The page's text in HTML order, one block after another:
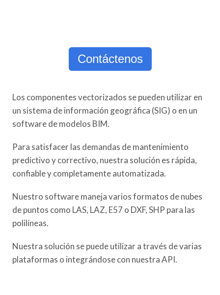
Contáctenos
Los componentes vectorizados se pueden utilizar en
un sistema de información geográfica (SIG) o en un
software de modelos BIM.
Para satisfacer las demandas de mantenimiento
predictivo y correctivo, nuestra solución es rápida,
confiable y completamente automatizada.
Nuestro software maneja varios formatos de nubes
de puntos como LAS, LAZ, E57 o DXF, SHP para las
polilíneas.
Nuestra solución se puede utilizar a través de varias
plataformas o integrándose con nuestra API.